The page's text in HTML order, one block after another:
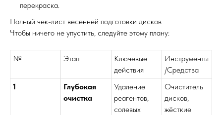
перекраска.
Полный чек-лист весенней подготовки дисков
Чтобы ничего не упустить, следуйте этому плану:
№ Этап
Ключевые
действия
Инструменты
/Средства
1
Глубокая
очистка
Удаление
реагентов,
солевых
Очиститель
дисков,
жёсткие